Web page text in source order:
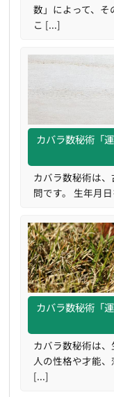
数」によって、そ
こ [...]
カバラ数秘術「
カバラ数秘術は
問です。 生年月
カバラ数秘術「
カバラ数秘術は
人の性格や才能
[...]